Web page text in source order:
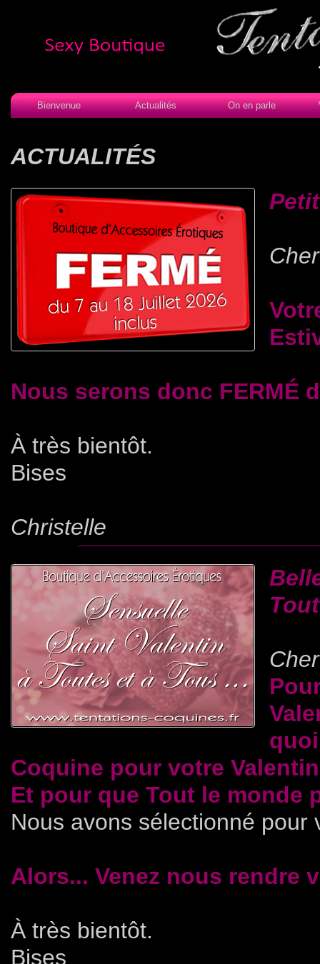
Bienvenue Actualités On en parle
ACTUALITÉS
Nous serons donc FERMÉ
À très bientôt.
Bises
Christelle
Coquine pour votre
Et pour que Tout le monde
Nous avons sélectionné
Alors... Venez nous rendre
À très bientôt.
Bises